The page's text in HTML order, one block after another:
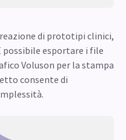
di prototipi clinici,
possibile esportare i file
Voluson per la stampa
consente di